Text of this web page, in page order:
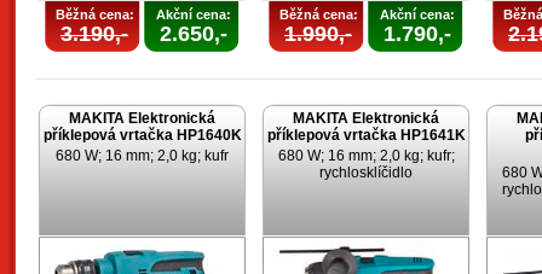
Běžná cena:
3.190,-
Akční cena:
2.650,-
Běžná cena:
1.990,-
Akční cena:
1.790,-
MAKITA Elektronická
příklepová vrtačka HP1640K
680 W; 16 mm; 2,0 kg; kufr
MAKITA Elektronická
příklepová vrtačka HP1641K
680 W; 16 mm; 2,0 kg; kufr;
rychlosklíčidlo
680